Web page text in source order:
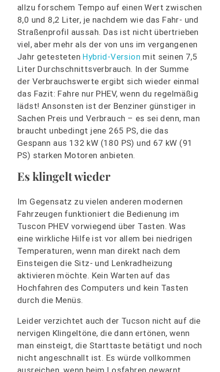
allzu forschem Tempo auf einen Wert zwischen
8,0 und 8,2 Liter, je nachdem wie das Fahr- und
Straßenprofil aussah. Das ist nicht übertrieben
viel, aber mehr als der von uns im vergangenen
Jahr getesteten Hybrid-Version mit seinen 7,5
Liter Durchschnittsverbrauch. In der Summe
der Verbrauchswerte ergibt sich wieder einmal
das Fazit: Fahre nur PHEV, wenn du regelmäßig
lädst! Ansonsten ist der Benziner günstiger in
Sachen Preis und Verbrauch – es sei denn, man
braucht unbedingt jene 265 PS, die das
Gespann aus 132 kW (180 PS) und 67 kW (91
PS) starken Motoren anbieten.
Es klingelt wieder
Im Gegensatz zu vielen anderen modernen
Fahrzeugen funktioniert die Bedienung im
Tuscon PHEV vorwiegend über Tasten. Was
eine wirkliche Hilfe ist vor allem bei niedrigen
Temperaturen, wenn man direkt nach dem
Einsteigen die Sitz- und Lenkradheizung
aktivieren möchte. Kein Warten auf das
Hochfahren des Computers und kein Tasten
durch die Menüs.
Leider verzichtet auch der Tucson nicht auf die
nervigen Klingeltöne, die dann ertönen, wenn
man einsteigt, die Starttaste betätigt und noch
nicht angeschnallt ist. Es würde vollkommen